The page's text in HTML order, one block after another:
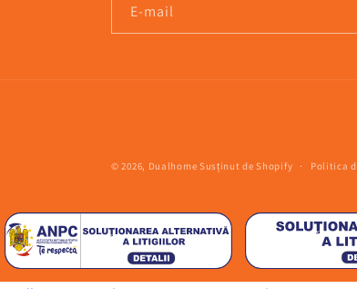
E-mail
© 2026, Dualhome Susținut de Shopify Politica
Luati legatura cu noi!